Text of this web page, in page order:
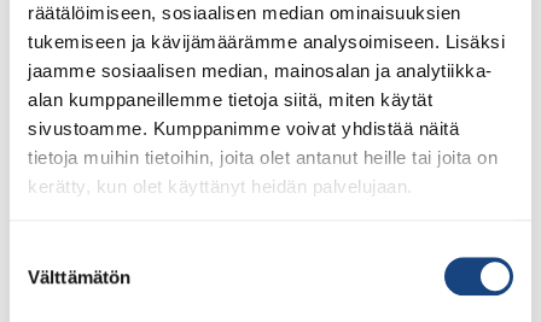
räätälöimiseen, sosiaalisen median ominaisuuksien
tukemiseen ja kävijämäärämme analysoimiseen. Lisäksi
jaamme sosiaalisen median, mainosalan ja analytiikka-
alan kumppaneillemme tietoja siitä, miten käytät
sivustoamme. Kumppanimme voivat yhdistää näitä
tietoja muihin tietoihin, joita olet antanut heille tai joita on
kerätty, kun olet käyttänyt heidän palvelujaan.
valinta
Välttämätön
Nuorten SM-kilpailut Porvoossa tulevana viikonloppuna
Suomenmestaruuksia ratkotaan jälleen viikonloppuna
nuorten SM-kilpailuissa ja seuraavana viikonloppuna
kannustamaan! Nuorten ikäluokat U18 ja U21 aloittavat
kisaurakkansa Porvoossa yksilökilpailulla 2.10. ja